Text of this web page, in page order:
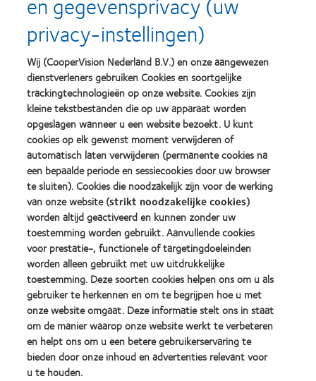
more
about
Silmo
best
product
award
met
MyDay™
(2013)
more
about
Contact
Lens
Product
of
the
Year
(2013)
Learn
more
about
2012
&
2010
Best
Companies
for
Leaders
(2012)
Learn
more
about
2011
Best
Factory
Awards
(2011)
Learn
more
about
ODMA
2011
(2011)
Learn
more
about
2012
REBRAND
100®
Global
Award
(2012)
Onze producten
Zoek uw contactlens
Contactlenstechnologie
privacy-instellingen)
Wij (CooperVision Nederland B.V.) en onze aangewezen
dienstverleners gebruiken Cookies en soortgelijke
trackingtechnologieën op onze website. Cookies zijn
kleine tekstbestanden die op uw apparaat worden
opgeslagen wanneer u een website bezoekt. U kunt
cookies op elk gewenst moment verwijderen of
automatisch laten verwijderen (permanente cookies na
een bepaalde periode en sessiecookies door uw browser
te sluiten). Cookies die noodzakelijk zijn voor de werking
van onze website (strikt noodzakelijke cookies)
worden altijd geactiveerd en kunnen zonder uw
toestemming worden gebruikt. Aanvullende cookies
voor prestatie-, functionele of targetingdoeleinden
worden alleen gebruikt met uw uitdrukkelijke
toestemming. Deze soorten cookies helpen ons om u als
gebruiker te herkennen en om te begrijpen hoe u met
onze website omgaat. Deze informatie stelt ons in staat
om de manier waarop onze website werkt te verbeteren
en helpt ons om u een betere gebruikerservaring te
bieden door onze inhoud en advertenties relevant voor
u te houden.